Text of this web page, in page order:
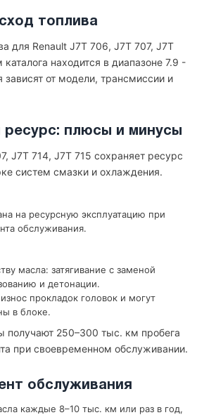
топлива
для Renault J7T 706, J7T 707, J7T
находится в диапазоне 7.9 -
зависят от модели, трансмиссии и
ресурс: плюсы и минусы
J7T 714, J7T 715 сохраняет ресурс
систем смазки и охлаждения.
на ресурсную эксплуатацию при
обслуживания.
масла: затягивание с заменой
и детонации.
прокладок головок и могут
в блоке.
получают 250–300 тыс. км пробега
при своевременном обслуживании.
обслуживания
каждые 8–10 тыс. км или раз в год,